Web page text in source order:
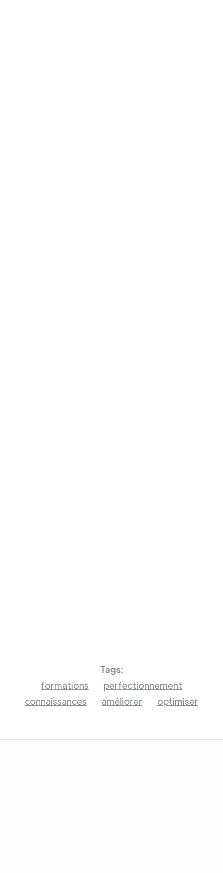
Tags:
formations
perfectionnement
connaissances
améliorer optimiser